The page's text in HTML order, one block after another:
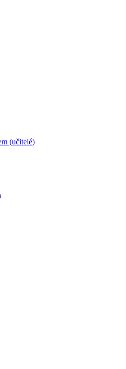
(učitelé)